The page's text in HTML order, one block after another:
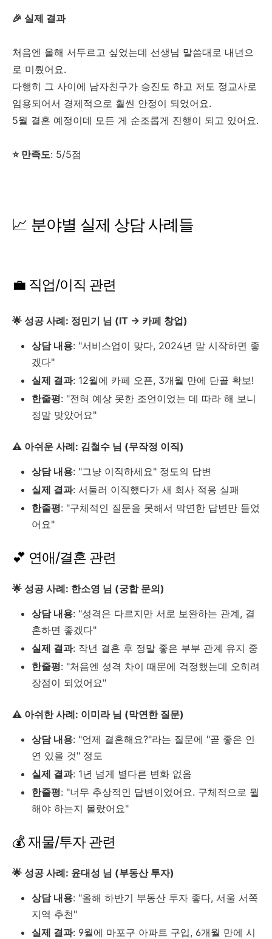
🎉 실제 결과
처음엔 올해 서두르고 싶었는데 선생님 말씀대로 내년으
로 미뤘어요.
다행히 그 사이에 남자친구가 승진도 하고 저도 정교사로
임용되어서 경제적으로 훨씬 안정이 되었어요.
5월 결혼 예정이데 모든 게 순조롭게 진행이 되고 있어요.
⭐ 만족도: 5/5점
📈 분야별 실제 상담 사례들
💼 직업/이직 관련
🌟 성공 사례: 정민기 님 (IT → 카페 창업)
상담 내용: "서비스업이 맞다, 2024년 말 시작하면 좋
겠다"
실제 결과: 12월에 카페 오픈, 3개월 만에 단골 확보!
한줄평: "전혀 예상 못한 조언이었는 데 따라 해 보니
정말 맞았어요"
⚠️ 아쉬운 사례: 김철수 님 (무작정 이직)
상담 내용: "그냥 이직하세요" 정도의 답변
실제 결과: 서둘러 이직했다가 새 회사 적응 실패
한줄평: "구체적인 질문을 못해서 막연한 답변만 들었
어요"
💕 연애/결혼 관련
🌟 성공 사례: 한소영 님 (궁합 문의)
상담 내용: "성격은 다르지만 서로 보완하는 관계, 결
혼하면 좋겠다"
실제 결과: 작년 결혼 후 정말 좋은 부부 관계 유지 중
한줄평: "처음엔 성격 차이 때문에 걱정했는데 오히려
장점이 되었어요"
⚠️ 아쉬한 사례: 이미라 님 (막연한 질문)
상담 내용: "언제 결혼해요?"라는 질문에 "곧 좋은 인
연 있을 것" 정도
실제 결과: 1년 넘게 별다른 변화 없음
한줄평: "너무 추상적인 답변이었어요. 구체적으로 뭘
해야 하는지 몰랐어요"
💰 재물/투자 관련
🌟 성공 사례: 윤대성 님 (부동산 투자)
상담 내용: "올해 하반기 부동산 투자 좋다, 서울 서쪽
지역 추천"
실제 결과: 9월에 마포구 아파트 구입, 6개월 만에 시